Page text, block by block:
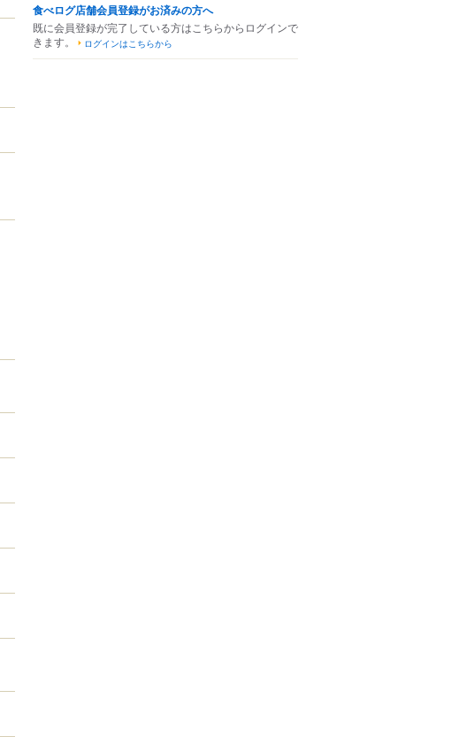
食べログ店舗会員登録がお済みの方へ
既に会員登録が完了している方はこちらからログインで
きます。
ログインはこちらから